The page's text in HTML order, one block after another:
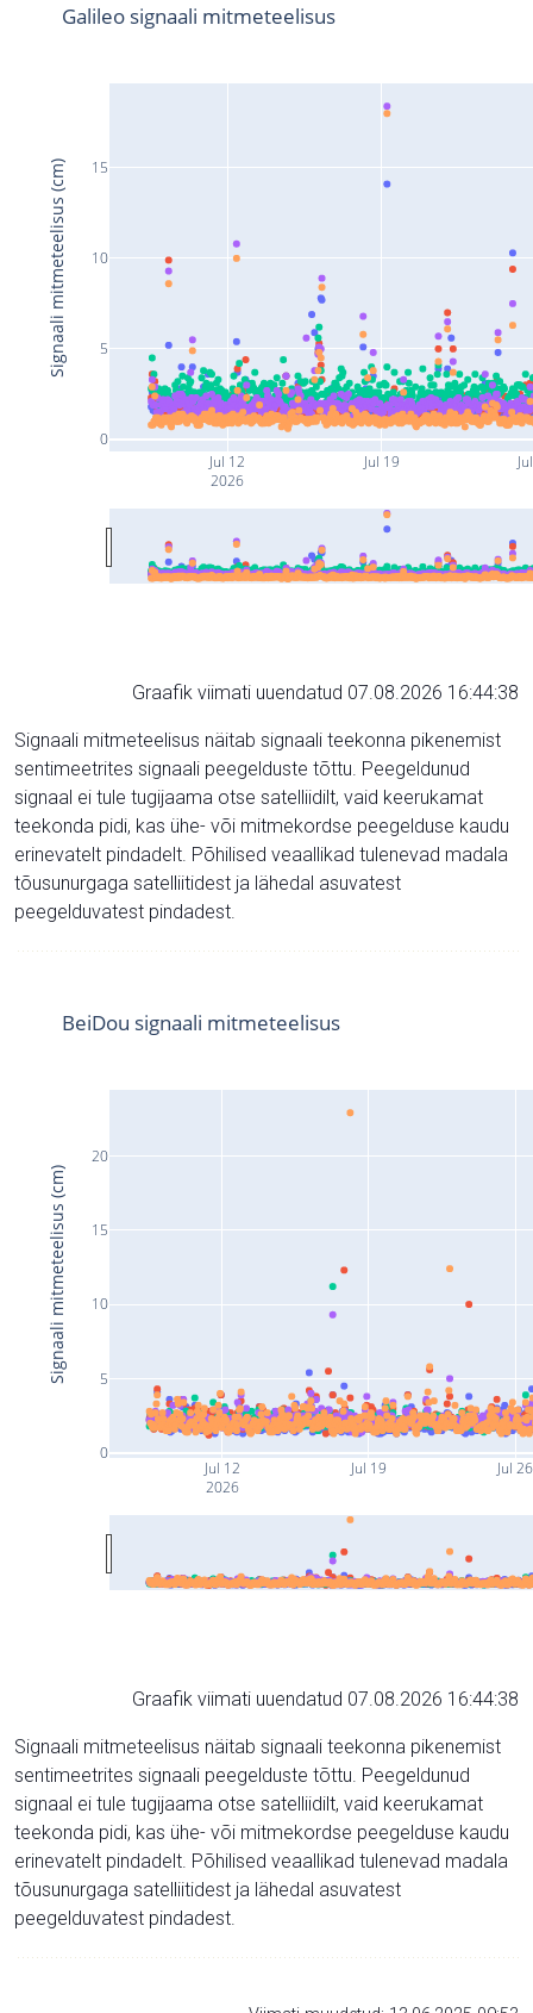
Jul 12
2026
Jul 19
0
5
10
15
Galileo signaali mitmeteelisus
Signaali mitmeteelisus (cm)
Graafik viimati uuendatud 07.08.2026 16:44:38
Signaali mitmeteelisus näitab signaali teekonna pikenemist
sentimeetrites signaali peegelduste tõttu. Peegeldunud
signaal ei tule tugijaama otse satelliidilt, vaid keerukamat
teekonda pidi, kas ühe- või mitmekordse peegelduse kaudu
erinevatelt pindadelt. Põhilised veaallikad tulenevad madala
tõusunurgaga satelliitidest ja lähedal asuvatest
peegelduvatest pindadest.
Jul 12
2026
Jul 19 Jul 26
0
5
10
15
20
BeiDou signaali mitmeteelisus
Signaali mitmeteelisus (cm)
Graafik viimati uuendatud 07.08.2026 16:44:38
Signaali mitmeteelisus näitab signaali teekonna pikenemist
sentimeetrites signaali peegelduste tõttu. Peegeldunud
signaal ei tule tugijaama otse satelliidilt, vaid keerukamat
teekonda pidi, kas ühe- või mitmekordse peegelduse kaudu
erinevatelt pindadelt. Põhilised veaallikad tulenevad madala
tõusunurgaga satelliitidest ja lähedal asuvatest
peegelduvatest pindadest.